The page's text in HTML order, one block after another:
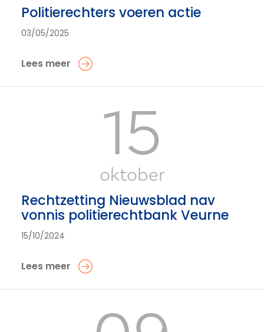
Politierechters voeren actie
03/05/2025
Lees meer
15
oktober
Rechtzetting Nieuwsblad nav
vonnis politierechtbank Veurne
15/10/2024
Lees meer